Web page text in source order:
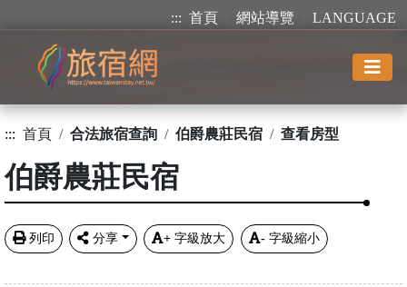
::: 首頁 網站導覽 LANGUAGE
::: 首頁 合法旅宿查詢 伯爵農莊民宿 查看房型
伯爵農莊民宿
列印 分享 + 字級放大 - 字級縮小